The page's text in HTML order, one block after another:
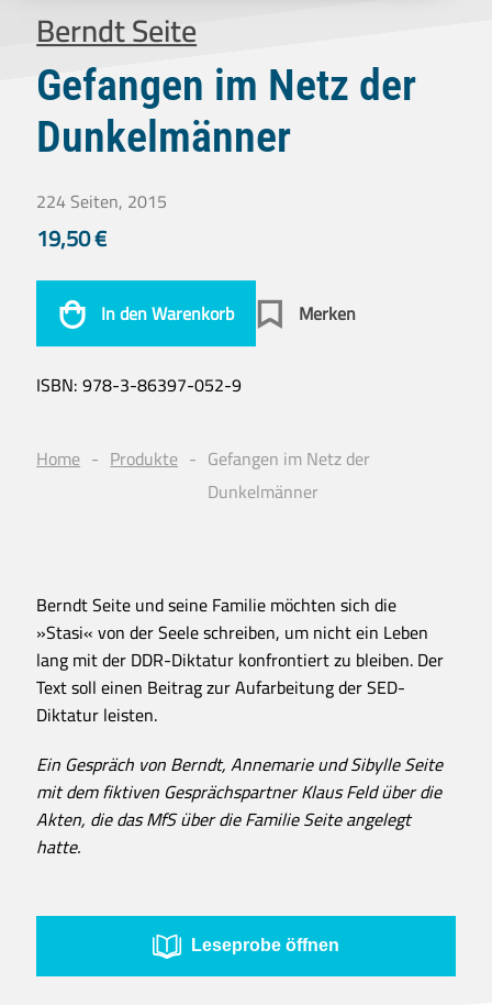
Berndt Seite
Gefangen im Netz der
Dunkelmänner
224 Seiten, 2015
19,50€
In den Warenkorb Merken
ISBN:978-3-86397-052-9
Home Produkte
Gefangen im Netz der
Dunkelmänner
Berndt Seite und seine Familie möchten sich die
»Stasi« von der Seele schreiben, um nicht ein Leben
lang mit der DDR-Diktatur konfrontiert zu bleiben. Der
Text soll einen Beitrag zur Aufarbeitung der SED-
Diktatur leisten.
Ein Gespräch von Berndt, Annemarie und Sibylle Seite
mit dem fiktiven Gesprächspartner Klaus Feld über die
Akten, die das MfS über die Familie Seite angelegt
hatte.
Leseprobe öffnen